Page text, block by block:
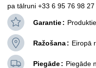
pa tālruni +33 6 95 76 98 27
Garantie
Ražošana Eiropā
Piegāde Piegāde